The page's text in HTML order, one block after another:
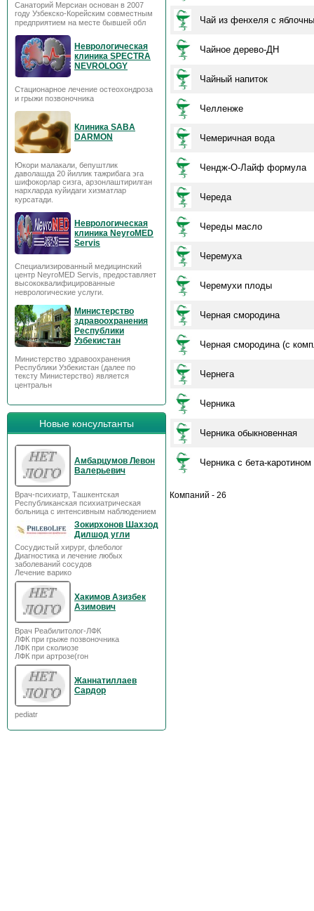
Санаторий Мерсиан основан в 2007
году Узбекско-Корейским совместным
предприятием на месте бывшей обл
Неврологическая
клиника SPECTRA
NEVROLOGY
Стационарное лечение остеохондроза
и грыжи позвоночника
Клиника SABA
DARMON
Юкори малакали, бепуштлик
даволашда 20 йиллик тажрибага эга
шифокорлар сизга, арзонлаштирилган
нархларда куйидаги хизматлар
курсатади.
Неврологическая
клиника NeyroMED
Servis
Специализированный медицинский
центр NeyroMED Servis, предоставляет
высококвалифицированные
неврологические услуги.
Министерство
здравоохранения
Республики
Узбекистан
Министерство здравоохранения
Республики Узбекистан (далее по
тексту Министерство) является
центральн
Новые консультанты
Амбарцумов Левон
Валерьевич
Врач-психиатр, Ташкентская
Республиканская психиатрическая
больница с интенсивным наблюдением
Зокирхонов Шахзод
Дилшод угли
Сосудистый хирург, флеболог
Диагностика и лечение любых
заболеваний сосудов
Лечение варико
Хакимов Азизбек
Азимович
Врач Реабилитолог-ЛФК
ЛФК при грыже позвоночника
ЛФК при сколиозе
ЛФК при артрозе(гон
Жаннатиллаев
Сардор
pediatr
Чай из фенхеля с
Чайное дерево-ДН
Чайный напиток
Челленже
Чемеричная вода
Чендж-О-Лайф формула
Череда
Череды масло
Черемуха
Черемухи плоды
Черная смородина
Черная смородина (с
Чернега
Черника
Черника обыкновенная
Черника с бета-каротином
Компаний - 26